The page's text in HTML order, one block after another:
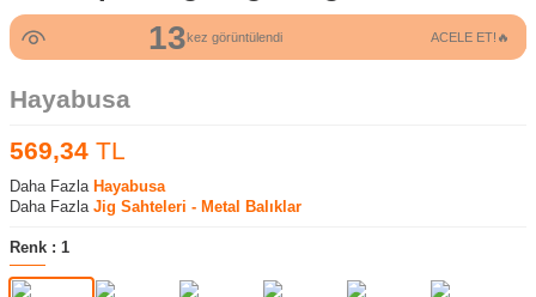
13kez görüntülendi ACELE ET!🔥
Hayabusa
569,34 TL
Daha Fazla Hayabusa
Daha Fazla Jig Sahteleri - Metal Balıklar
Renk : 1